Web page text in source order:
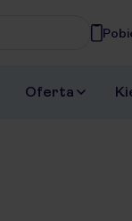
Oferta